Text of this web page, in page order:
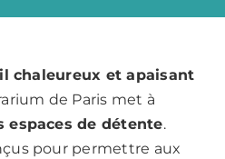
chaleureux et apaisant
de Paris met à
espaces de détente.
pour permettre aux